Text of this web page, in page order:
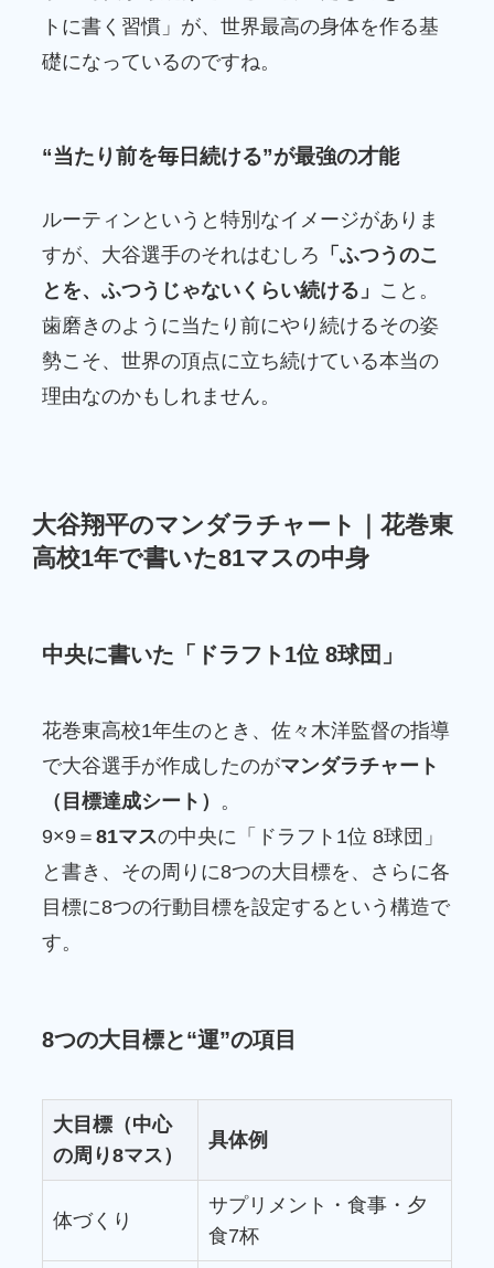
トに書く習慣」が、世界最高の身体を作る基
礎になっているのですね。
“当たり前を毎日続ける”が最強の才能
ルーティンというと特別なイメージがありま
すが、大谷選手のそれはむしろ 「ふつうのこ
とを、ふつうじゃないくらい続ける」 こと。
歯磨きのように当たり前にやり続けるその姿
勢こそ、世界の頂点に立ち続けている本当の
理由なのかもしれません。
大谷翔平のマンダラチャート｜花巻東
高校1年で書いた81マスの中身
中央に書いた「ドラフト1位 8球団」
花巻東高校1年生のとき、佐々木洋監督の指導
で大谷選手が作成したのがマンダラチャート
（目標達成シート） 。
9×9＝ 81マスの中央に「ドラフト1位 8球団」
と書き、その周りに8つの大目標を、さらに各
目標に8つの行動目標を設定するという構造で
す。
8つの大目標と“運”の項目
大目標（中心
の周り8マス）
具体例
体づくり
サプリメント・食事・夕
食7杯